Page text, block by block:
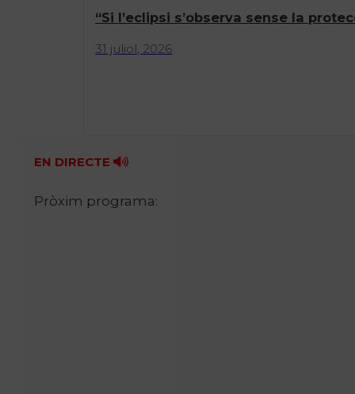
“Si l’eclipsi s’observa sense la
31 juliol, 2026
EN DIRECTE
Pròxim programa: